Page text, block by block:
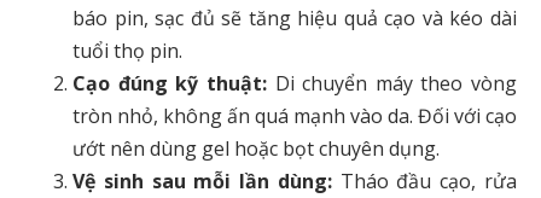
báo pin, sạc đủ sẽ tăng hiệu quả cạo và kéo dài
tuổi thọ pin.
Cạo đúng kỹ thuật:Di chuyển máy theo vòng
tròn nhỏ, không ấn quá mạnh vào da. Đối với cạo
ướt nên dùng gel hoặc bọt chuyên dụng.
Vệ sinh sau mỗi lần dùng:Tháo đầu cạo, rửa